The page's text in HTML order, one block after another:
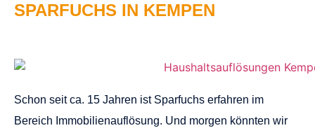
SPARFUCHS IN KEMPEN
Schon seit ca. 15 Jahren ist Sparfuchs erfahren im
Bereich Immobilienauflösung. Und morgen könnten wir